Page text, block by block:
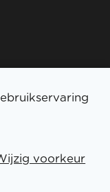
voorkeur